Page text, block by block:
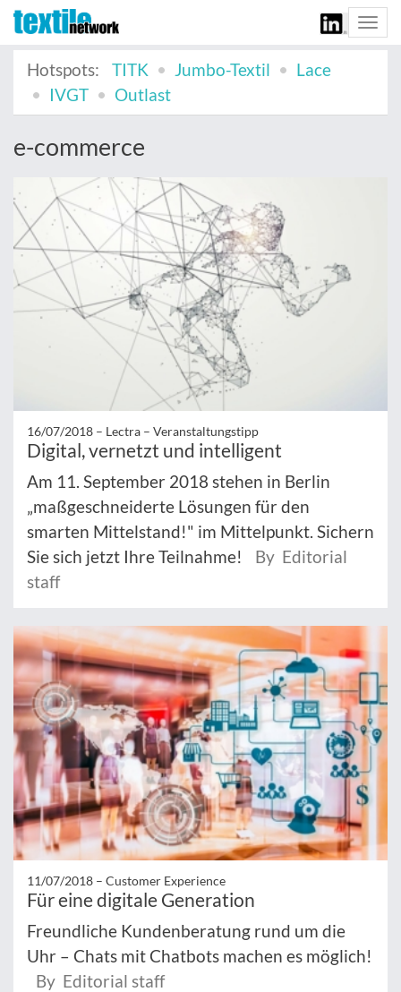
Hotspots:
TITK Jumbo-Textil
Lace
IVGT
Outlast
e-commerce
16/07/2018 – Lectra – Veranstaltungstipp
Digital, vernetzt und intelligent
Am 11. September 2018 stehen in Berlin
„maßgeschneiderte Lösungen für den
smarten Mittelstand!" im Mittelpunkt. Sichern
Sie sich jetzt Ihre Teilnahme!
By Editorial
staff
11/07/2018 – Customer Experience
Für eine digitale Generation
Freundliche Kundenberatung rund um die
Uhr – Chats mit Chatbots machen es möglich!
By Editorial staff